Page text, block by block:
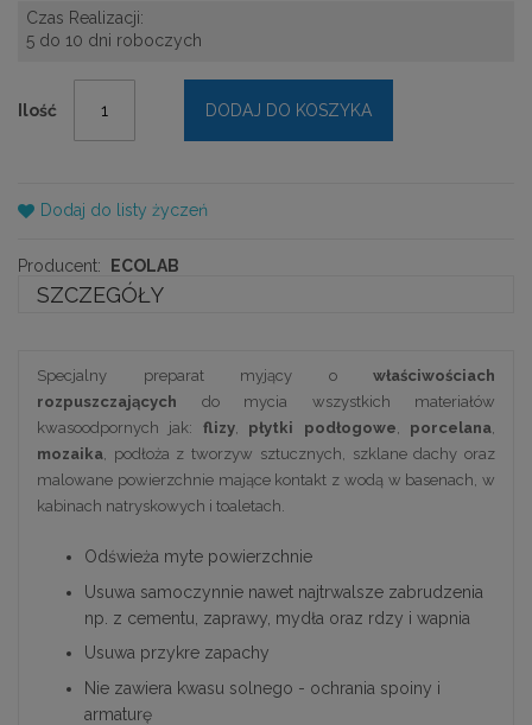
Czas Realizacji:
5 do 10 dni roboczych
Ilość DODAJ DO KOSZYKA
Dodaj do listy życzeń
Producent: ECOLAB
SZCZEGÓŁY
Specjalny preparat myjący o właściwościach
rozpuszczających do mycia wszystkich materiałów
kwasoodpornych jak: flizy, płytki podłogowe, porcelana,
mozaika, podłoża z tworzyw sztucznych, szklane dachy oraz
malowane powierzchnie mające kontakt z wodą w basenach, w
kabinach natryskowych i toaletach.
Odświeża myte powierzchnie
Usuwa samoczynnie nawet najtrwalsze zabrudzenia
np. z cementu, zaprawy, mydła oraz rdzy i wapnia
Usuwa przykre zapachy
Nie zawiera kwasu solnego - ochrania spoiny i
armaturę